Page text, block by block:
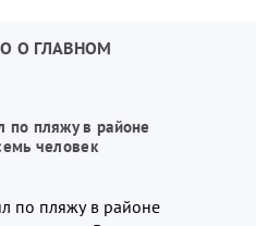
О ГЛАВНОМ
по пляжу в районе
человек
по пляжу в районе